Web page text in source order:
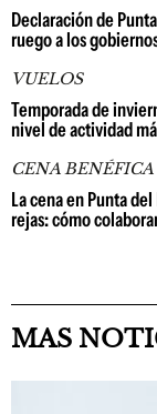
Declaración de
ruego a los
VUELOS
Temporada de
nivel de actividad
CENA BENÉFICA
La cena en Punta
rejas: cómo
MAS